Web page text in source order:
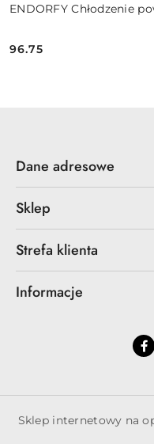
ENDORFY Chłodzenie
Cena:
96.75
Dane adresowe
Sklep
Strefa klienta
Informacje
Sklep internetowy na